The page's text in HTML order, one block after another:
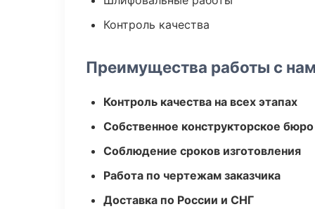
Контроль качества
Преимущества работы с
Контроль качества на всех этапах
Собственное конструкторское бюро
Соблюдение сроков изготовления
Работа по чертежам заказчика
Доставка по России и СНГ